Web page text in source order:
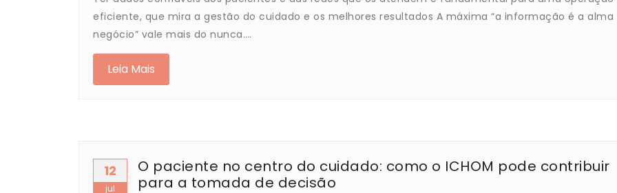
eficiente, que mira a gestão do cuidado e os melhores resultados A máxima “a informação é a alma
negócio” vale mais do nunca.…
Leia Mais
12
jul
O paciente no centro do cuidado: como o ICHOM pode contribuir
para a tomada de decisão